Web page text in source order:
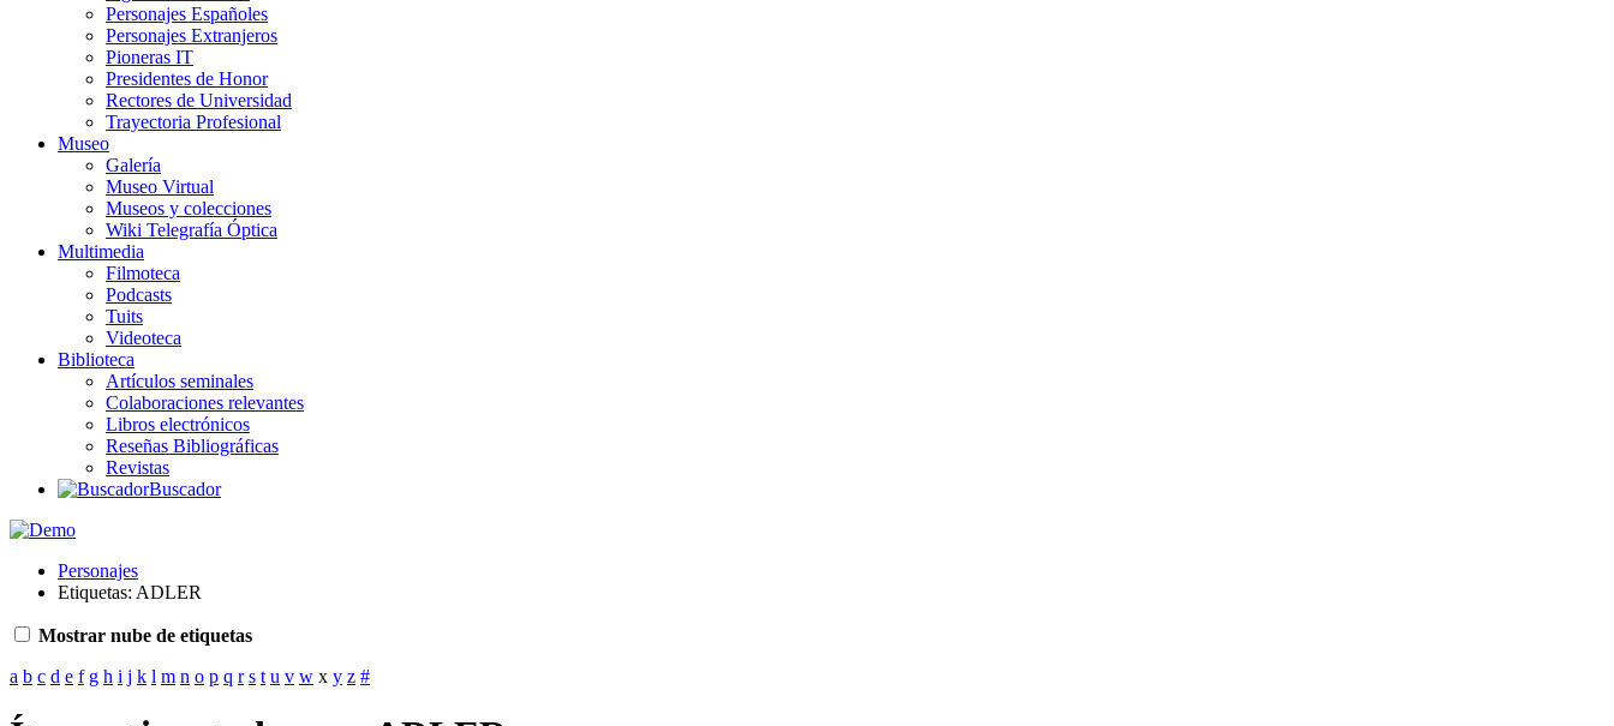
Personajes Españoles
Personajes Extranjeros
Pioneras IT
Presidentes de Honor
Rectores de Universidad
Trayectoria Profesional
Museo
Galería
Museo Virtual
Museos y colecciones
Wiki Telegrafía Óptica
Multimedia
Filmoteca
Podcasts
Tuits
Videoteca
Biblioteca
Artículos seminales
Colaboraciones relevantes
Libros electrónicos
Reseñas Bibliográficas
Revistas
Buscador
Personajes
Etiquetas: ADLER
Mostrar nube de etiquetas
a b c d e f g h i j k l m n o p q r s t u v w x y z #